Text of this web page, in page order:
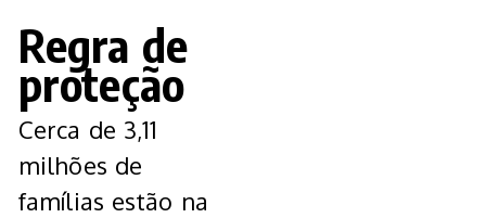
Regra de
proteção
Cerca de 3,11
milhões de
famílias estão na